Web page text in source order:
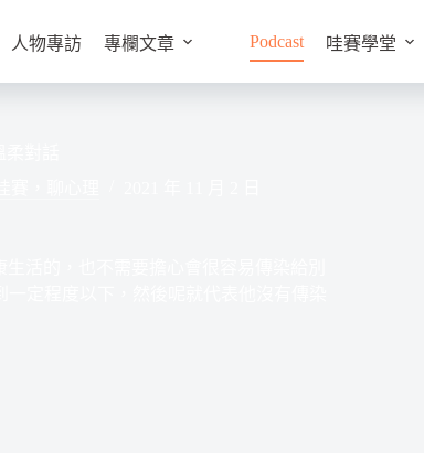
人物專訪 專欄文章 Podcast 哇賽學堂